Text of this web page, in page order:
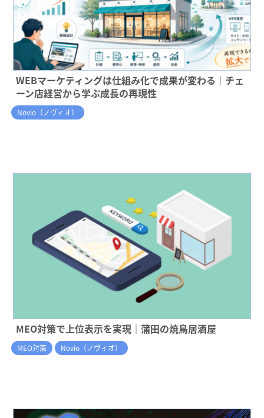
WEBマーケティングは仕組み化で成果が変わる｜チェ
ーン店経営から学ぶ成長の再現性
Novio（ノヴィオ）
MEO対策で上位表示を実現｜蒲田の焼鳥居酒屋
MEO対策 Novio（ノヴィオ）